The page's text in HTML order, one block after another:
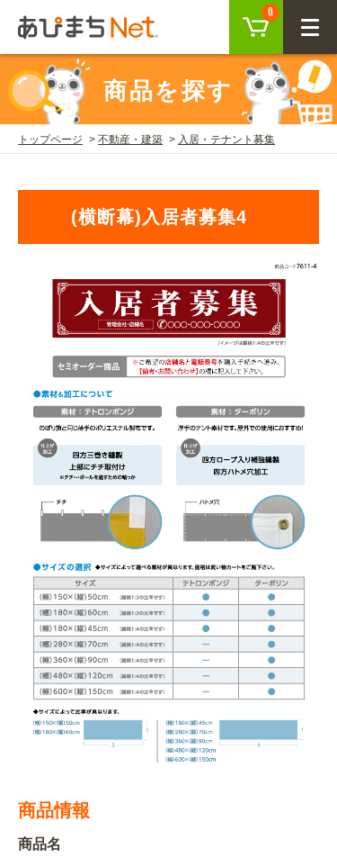
0
CLOSE
ログイン
会員登録
商品を探す
SEARCH
KEYWORD
注目キーワード
チュクミ 韓国グルメ 駐車場 鍋 夏
CATEGORY
飲食 住まい・暮らし
イベント・季節 不動産・建築
カルチャー・教養
車・バイク関連 その他
OTHER ITEMS
ご利用ガイド
USER GUIDE
ご利用ガイド トップ
取り扱い商品一覧
既製デザイン商品注文方法
オリジナルオーダー注文方法
料金一覧
お届け納期と配送方法
お支払方法
初めての方へ
BEGINNER'S GUIDE
初めての方へ トップ
商品について
お客様の声
よくある質問
オリジナルオーダー制作事例
商品を探す
トップページ 不動産・建築 入居・テナント募集
(横断幕)入居者募集4
商品情報
商品名